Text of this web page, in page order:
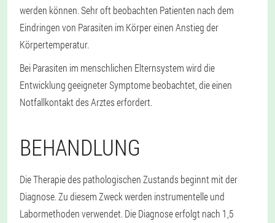
werden können. Sehr oft beobachten Patienten nach dem
Eindringen von Parasiten im Körper einen Anstieg der
Körpertemperatur.
Bei Parasiten im menschlichen Elternsystem wird die
Entwicklung geeigneter Symptome beobachtet, die einen
Notfallkontakt des Arztes erfordert.
BEHANDLUNG
Die Therapie des pathologischen Zustands beginnt mit der
Diagnose. Zu diesem Zweck werden instrumentelle und
Labormethoden verwendet. Die Diagnose erfolgt nach 1,5